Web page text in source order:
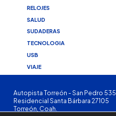
RELOJES
SALUD
SUDADERAS
TECNOLOGIA
USB
VIAJE
Autopista Torreón - San Pedro 535,
Residencial Santa Bárbara 27105
Torreón, Coah.